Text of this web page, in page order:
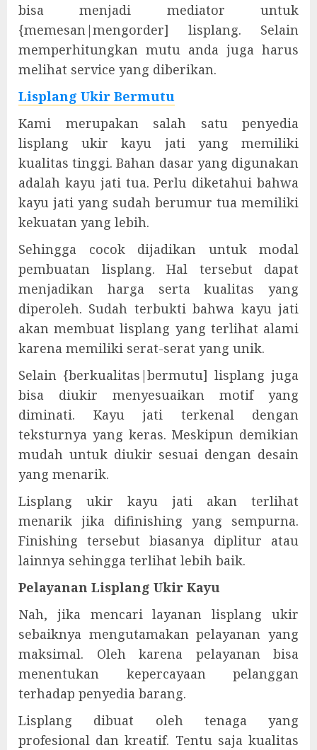
bisa menjadi mediator untuk
{memesan|mengorder] lisplang. Selain
memperhitungkan mutu anda juga harus
melihat service yang diberikan.
Lisplang Ukir Bermutu
Kami merupakan salah satu penyedia
lisplang ukir kayu jati yang memiliki
kualitas tinggi. Bahan dasar yang digunakan
adalah kayu jati tua. Perlu diketahui bahwa
kayu jati yang sudah berumur tua memiliki
kekuatan yang lebih.
Sehingga cocok dijadikan untuk modal
pembuatan lisplang. Hal tersebut dapat
menjadikan harga serta kualitas yang
diperoleh. Sudah terbukti bahwa kayu jati
akan membuat lisplang yang terlihat alami
karena memiliki serat-serat yang unik.
Selain {berkualitas|bermutu] lisplang juga
bisa diukir menyesuaikan motif yang
diminati. Kayu jati terkenal dengan
teksturnya yang keras. Meskipun demikian
mudah untuk diukir sesuai dengan desain
yang menarik.
Lisplang ukir kayu jati akan terlihat
menarik jika difinishing yang sempurna.
Finishing tersebut biasanya diplitur atau
lainnya sehingga terlihat lebih baik.
Pelayanan Lisplang Ukir Kayu
Nah, jika mencari layanan lisplang ukir
sebaiknya mengutamakan pelayanan yang
maksimal. Oleh karena pelayanan bisa
menentukan kepercayaan pelanggan
terhadap penyedia barang.
Lisplang dibuat oleh tenaga yang
profesional dan kreatif. Tentu saja kualitas